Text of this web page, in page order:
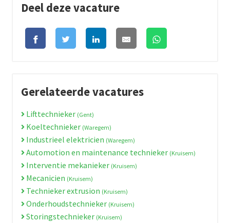
Deel deze vacature
Gerelateerde vacatures
Lifttechnieker (Gent)
Koeltechnieker (Waregem)
Industrieel elektricien (Waregem)
Automotion en maintenance technieker (Kruisem)
Interventie mekanieker (Kruisem)
Mecanicien (Kruisem)
Technieker extrusion (Kruisem)
Onderhoudstechnieker (Kruisem)
Storingstechnieker (Kruisem)